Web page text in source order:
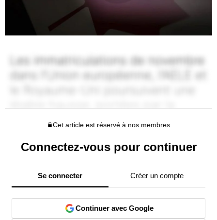
Cet article est réservé à nos membres
Connectez-vous pour continuer
Se connecter Créer un compte
Continuer avec Google